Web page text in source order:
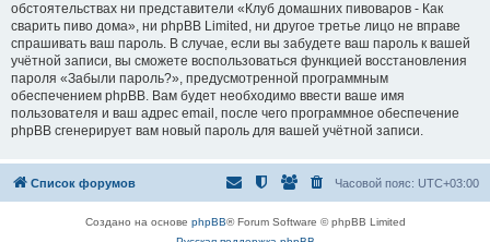
обстоятельствах ни представители «Клуб домашних пивоваров - Как
cварить пиво дома», ни phpBB Limited, ни другое третье лицо не вправе
спрашивать ваш пароль. В случае, если вы забудете ваш пароль к вашей
учётной записи, вы сможете воспользоваться функцией восстановления
пароля «Забыли пароль?», предусмотренной программным
обеспечением phpBB. Вам будет необходимо ввести ваше имя
пользователя и ваш адрес email, после чего программное обеспечение
phpBB сгенерирует вам новый пароль для вашей учётной записи.
Список форумов Часовой пояс: UTC+03:00
Создано на основе phpBB® Forum Software © phpBB Limited